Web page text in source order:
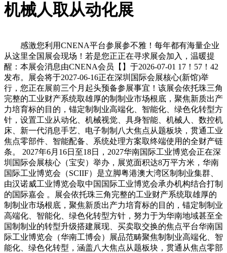
机械人取从动化展
感激您利用CNENA平台参展参不雅！每年都有海量企业
从这里全国展会现场！若是您正正在寻求展会加入，温暖提
醒：本展会消息由CNENA会员【】于2026-07-01 17！57！42
发布。展会将于2027-06-16正在深圳国际会展核心(新馆)举
行，您正在展前三个月起头预备参展事宜！该展会依托珠三角
完整的工业财产系统取雄厚的制制业市场根底，聚焦新质出产
力培育标的目的，锚定制制业高端化、智能化、绿色化转型方
针，设置工业从动化、机械视觉、具身智能、机械人、数控机
床、新一代消息手艺、电子制制八大焦点从题板块，贯通工业
焦点零部件、智能配备、系统处理方案取终端使用的全财产链
条。 2027年6月16日至18日，2027华南国际工业博览会正在深
圳国际会展核心（宝安）举办，展览面积达8万平方米，华南
国际工业博览会（SCIIF）是立脚粤港澳大湾区制制业集群、
由汉诺威工业博览会取中国国际工业博览会承办机构结合打制
的国际嘉会 。展会依托珠三角完整的工业财产系统取雄厚的
制制业市场根底，聚焦新质出产力培育标的目的，锚定制制业
高端化、智能化、绿色化转型方针，努力于为华南地域甚至全
国制制业的转型升级搭建展现、买卖取交换的焦点平台华南国
际工业博览会（华南工博会）展品范畴聚焦制制业高端化、智
能化、绿色化转型，涵盖八大焦点从题板块，贯通从焦点零部